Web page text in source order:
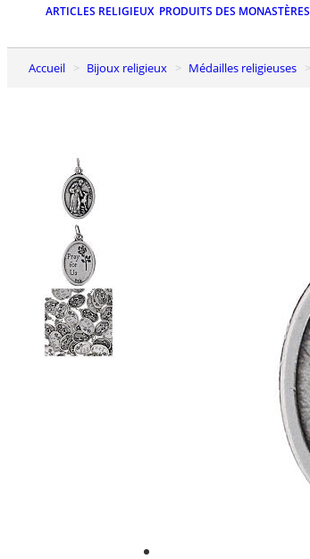
ARTICLES RELIGIEUX PRODUITS DES MONASTÈRES
Accueil Bijoux religieux Médailles religieuses